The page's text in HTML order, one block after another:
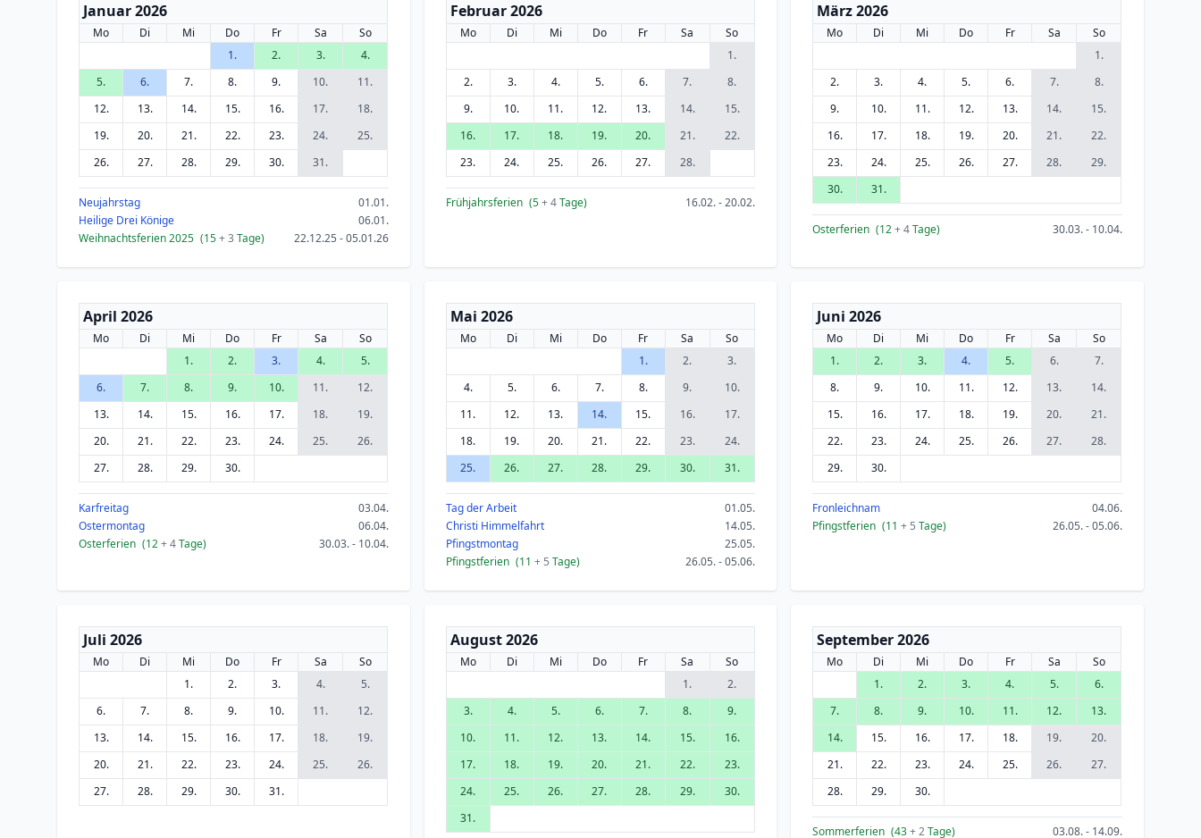
Januar 2026
Mo Di Mi Do Fr Sa
So
1.
2. 3.
4.
5.
6. 7. 8. 9. 10.
11.
12.
13. 14. 15. 16. 17.
18.
19.
20. 21. 22. 23. 24.
25.
26.
27. 28. 29. 30. 31.
Neujahrstag
01.01.
Heilige Drei Könige
06.01.
Weihnachtsferien 2025 (15+ 3 Tage) 22.12.25 - 05.01.26
Februar 2026
Mo Di Mi Do Fr Sa
So
1.
2.
3. 4. 5. 6. 7.
8.
9.
10. 11. 12. 13. 14.
15.
16.
17. 18. 19. 20. 21.
22.
23.
24. 25. 26. 27. 28.
Frühjahrsferien (5+ 4Tage) 16.02. - 20.02.
März 2026
Mo Di Mi Do Fr Sa
So
1.
2.
3. 4. 5. 6. 7.
8.
9.
10. 11. 12. 13. 14.
15.
16.
17. 18. 19. 20. 21.
22.
23.
24. 25. 26. 27. 28.
29.
30.
31.
Osterferien (12+ 4Tage) 30.03. - 10.04.
April 2026
Mo Di Mi Do Fr Sa
So
1.
2. 3. 4.
5.
6.
7. 8. 9. 10. 11.
12.
13.
14. 15. 16. 17. 18.
19.
20.
21. 22. 23. 24. 25.
26.
27.
28. 29. 30.
Karfreitag
03.04.
Ostermontag
06.04.
Osterferien (12+ 4Tage) 30.03. - 10.04.
Mai 2026
Mo Di Mi Do Fr Sa
So
1.
2.
3.
4.
5. 6. 7. 8. 9.
10.
11.
12. 13. 14. 15. 16.
17.
18.
19. 20. 21. 22. 23.
24.
25.
26. 27. 28. 29. 30. 31.
Tag der Arbeit
01.05.
Christi Himmelfahrt
14.05.
Pfingstmontag
25.05.
Pfingstferien (11 + 5 Tage) 26.05. - 05.06.
Juni 2026
Mo Di Mi Do Fr Sa
So
1.
2. 3. 4. 5. 6.
7.
8.
9. 10. 11. 12. 13.
14.
15.
16. 17. 18. 19. 20.
21.
22.
23. 24. 25. 26. 27.
28.
29.
30.
Fronleichnam
04.06.
Pfingstferien (11+ 5 Tage) 26.05. - 05.06.
Juli 2026
Mo Di Mi Do Fr Sa
So
1.
2. 3. 4.
5.
6.
7. 8. 9. 10. 11.
12.
13.
14. 15. 16. 17. 18.
19.
20.
21. 22. 23. 24. 25.
26.
27.
28. 29. 30. 31.
August 2026
Mo Di Mi Do Fr Sa
So
1.
2.
3.
4. 5. 6. 7. 8.
9.
10.
11. 12. 13. 14. 15.
16.
17.
18. 19. 20. 21. 22.
23.
24.
25. 26. 27. 28. 29.
30.
31.
September 2026
Mo Di Mi Do Fr Sa
So
1.
2. 3. 4. 5.
6.
7.
8. 9. 10. 11. 12.
13.
14.
15. 16. 17. 18. 19.
20.
21.
22. 23. 24. 25. 26.
27.
28.
29. 30.
Sommerferien (43+ 2Tage) 03.08. - 14.09.